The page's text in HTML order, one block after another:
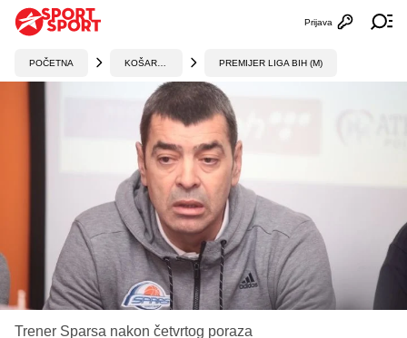
Otvori
Prijava
POČETNA PREMIJER LIGA BIH (M)
Trener Sparsa nakon četvrtog poraza